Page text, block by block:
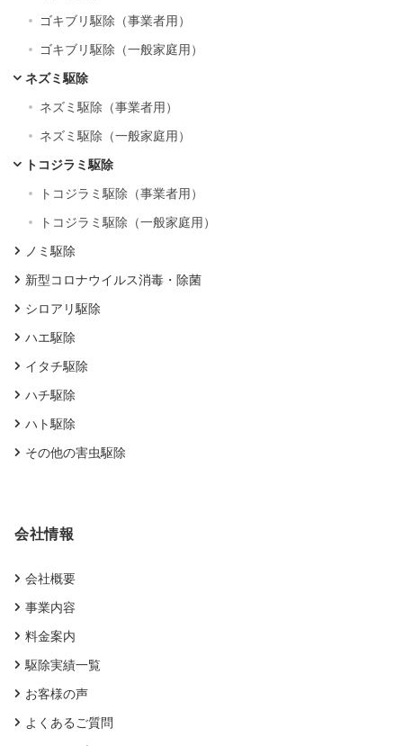
ゴキブリ駆除（事業者用）
ゴキブリ駆除（一般家庭用）
ネズミ駆除
ネズミ駆除（事業者用）
ネズミ駆除（一般家庭用）
トコジラミ駆除
トコジラミ駆除（事業者用）
トコジラミ駆除（一般家庭用）
ノミ駆除
新型コロナウイルス消毒・除菌
シロアリ駆除
ハエ駆除
イタチ駆除
ハチ駆除
ハト駆除
その他の害虫駆除
会社情報
会社概要
事業内容
料金案内
駆除実績一覧
お客様の声
よくあるご質問